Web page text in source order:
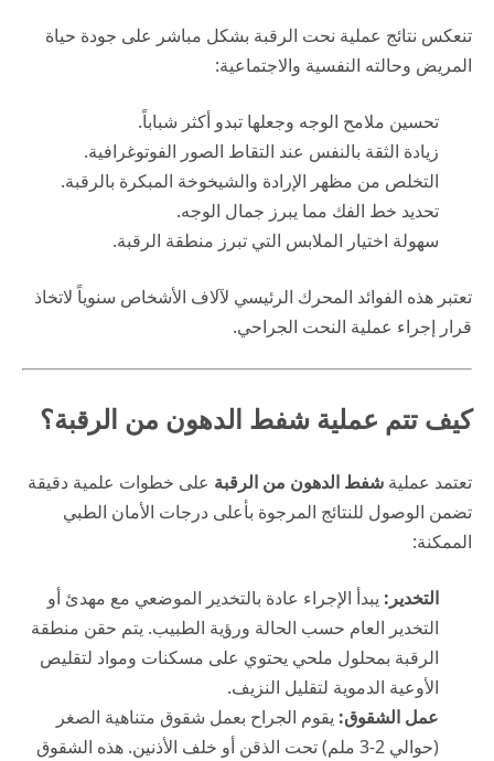
تنعكس نتائج عملية نحت الرقبة بشكل مباشر على جودة حياة
المريض وحالته النفسية والاجتماعية:
تحسين ملامح الوجه وجعلها تبدو أكثر شباباً.
زيادة الثقة بالنفس عند التقاط الصور الفوتوغرافية.
التخلص من مظهر الإرادة والشيخوخة المبكرة بالرقبة.
تحديد خط الفك مما يبرز جمال الوجه.
سهولة اختيار الملابس التي تبرز منطقة الرقبة.
تعتبر هذه الفوائد المحرك الرئيسي لآلاف الأشخاص سنوياً لاتخاذ
قرار إجراء عملية النحت الجراحي.
كيف تتم عملية شفط الدهون من الرقبة؟
تعتمد عملية شفط الدهون من الرقبة على خطوات علمية دقيقة
تضمن الوصول للنتائج المرجوة بأعلى درجات الأمان الطبي
الممكنة:
التخدير: يبدأ الإجراء عادة بالتخدير الموضعي مع مهدئ أو
التخدير العام حسب الحالة ورؤية الطبيب. يتم حقن منطقة
الرقبة بمحلول ملحي يحتوي على مسكنات ومواد لتقليص
الأوعية الدموية لتقليل النزيف.
عمل الشقوق: يقوم الجراح بعمل شقوق متناهية الصغر
(حوالي 2-3 ملم) تحت الذقن أو خلف الأذنين. هذه الشقوق